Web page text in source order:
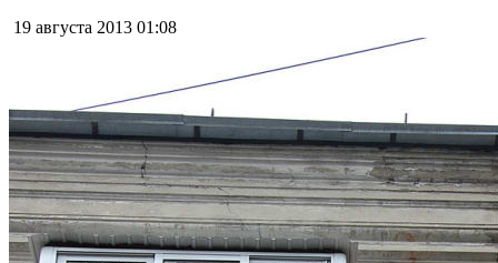
19 августа 2013 01:08